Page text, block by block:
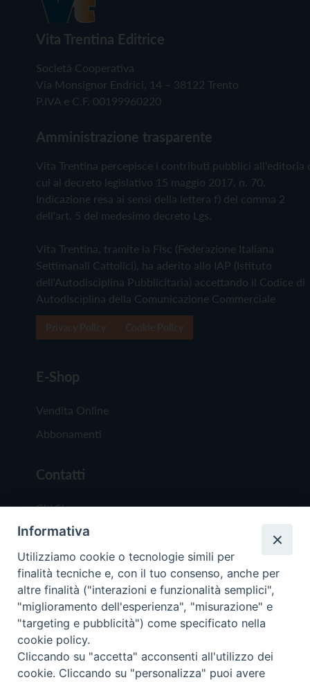
Vita Trentina Editrice
Società Cooperativa
Via Monsignor Endrici, 14 – 38122 Trento
P.IVA e C.F. 00199960220
Amministrazione trasparente
Vita Trentina percepisce i contributi pubblici all'editoria
cui al decreto legislativo 15 maggio 2017, n. 70.
Indicazione resa ai sensi della lettera f) del comma 2
dell'art. 5 del medesimo decreto Lgs.
Vita Trentina, tramite la Fisc (Federazione Italiana
Settimanali Cattolici), ha aderito allo IAP (Istituto
dell'Autodisciplina Pubblicitaria) accettando il Codice di
Autodisciplina della Comunicazione Commerciale
E-Shop
Vendita Online
Abbonamenti
Contatti
Chi Siamo
Redazione
Scrivici
Copyright © 2019 - Tutti i diritti riservati - Vita
Trentina Editrice
Informativa
Utilizziamo cookie o tecnologie simili per
finalità tecniche e, con il tuo consenso, anche per
altre finalità ("interazioni e funzionalità semplici",
"miglioramento dell'esperienza", "misurazione" e
"targeting e pubblicità") come specificato nella
cookie policy.
Cliccando su "accetta" acconsenti all'utilizzo dei
cookie. Cliccando su "personalizza" puoi avere